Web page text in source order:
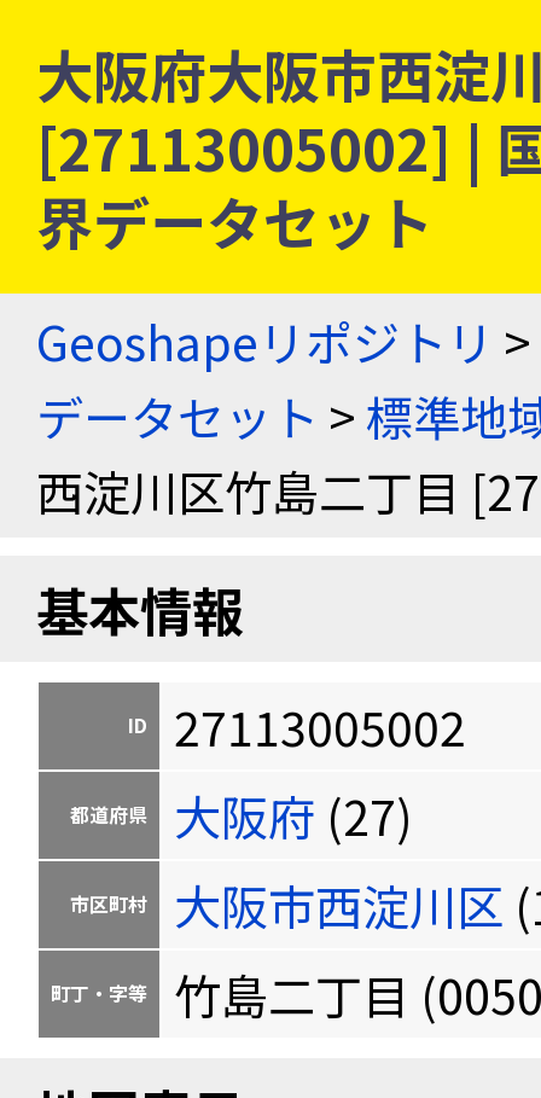
大阪府大阪市西淀
[27113005002] |
界データセット
Geoshapeリポジトリ >
データセット >標準地
西淀川区竹島二丁目
基本情報
ID 27113005002
都道府県 大阪府 (27)
市区町村 大阪市西淀川区
町丁・字等 竹島二丁目